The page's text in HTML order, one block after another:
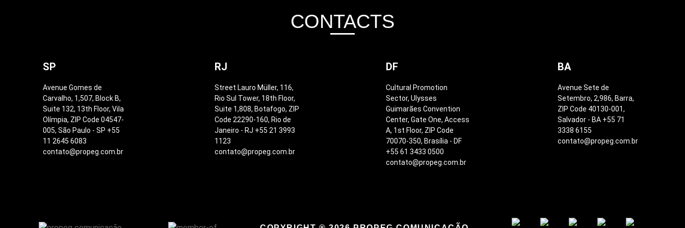
CONTACTS
SP
Avenue Gomes de
Carvalho, 1,507, Block B,
Suite 132, 13th Floor, Vila
Olímpia, ZIP Code 04547-
005, São Paulo - SP +55
11 2645 6083
contato@propeg.com.br
RJ
Street Lauro Müller, 116,
Rio Sul Tower, 18th Floor,
Suite 1,808, Botafogo, ZIP
Code 22290-160, Rio de
Janeiro - RJ +55 21 3993
1123
contato@propeg.com.br
DF
Cultural Promotion
Sector, Ulysses
Guimarães Convention
Center, Gate One, Access
A, 1st Floor, ZIP Code
70070-350, Brasília - DF
+55 61 3433 0500
contato@propeg.com.br
BA
Avenue Sete de
Setembro, 2,986, Barra,
ZIP Code 40130-001,
Salvador - BA +55 71
3338 6155
contato@propeg.com.br